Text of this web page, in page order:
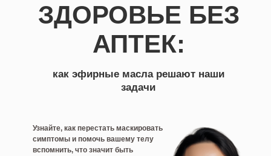
ЗДОРОВЬЕ БЕЗ
АПТЕК:
как эфирные масла решают наши
задачи
Узнайте, как перестать маскировать
симптомы и помочь вашему телу
вспомнить, что значит быть